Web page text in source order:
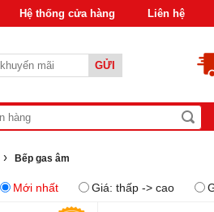
Hệ thống cửa hàng Liên hệ
GỬI
› Bếp gas âm
Mới nhất Giá: thấp -> cao